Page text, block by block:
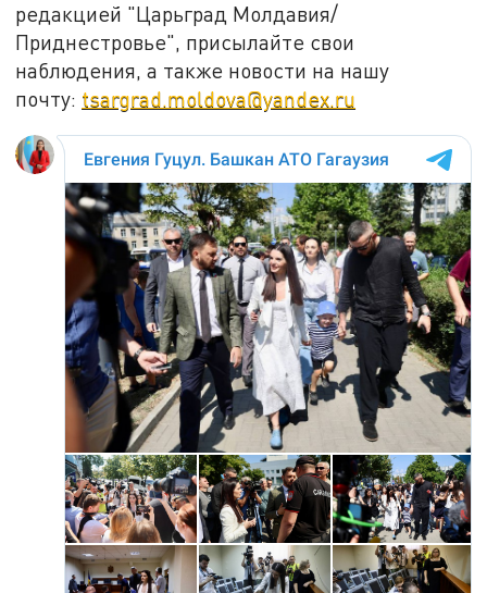
редакцией "Царьград Молдавия/
Приднестровье", присылайте свои
наблюдения, а также новости на нашу
почту: tsargrad.moldova@yandex.ru